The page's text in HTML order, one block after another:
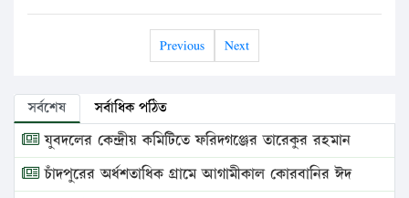
Previous Next
সর্বশেষ সর্বাধিক পঠিত
যুবদলের কেন্দ্রীয় কমিটিতে ফরিদগঞ্জের তারেকুর রহমান
চাঁদপুরের অর্ধশতাধিক গ্রামে আগামীকাল কোরবানির ঈদ